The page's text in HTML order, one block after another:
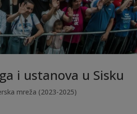
i ustanova u Sisku
mreža (2023-2025)